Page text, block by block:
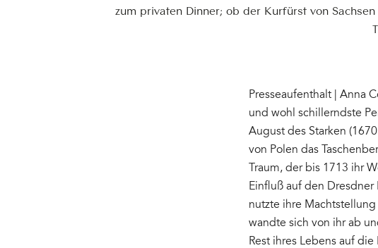
zum privaten Dinner; ob der Kurfürst von
Presseaufenthalt | Anna
und wohl schillerndste
August des Starken
von Polen das
Traum, der bis 1713 ihr
Einfluß auf den
nutzte ihre
wandte sich von ihr ab
Rest ihres Lebens auf